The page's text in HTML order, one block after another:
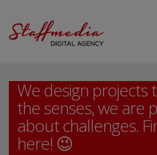
We design projects
the senses, we are
about challenges.
here! 😉